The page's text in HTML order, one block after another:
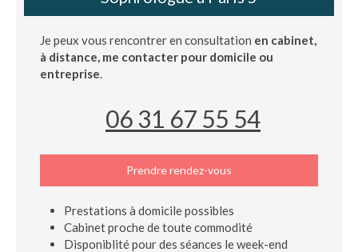
Je peux vous rencontrer en consultation en cabinet,
à distance, me contacter pour domicile ou
entreprise.
06 31 67 55 54
Prendre rendez-vous
Prestations à domicile possibles
Cabinet proche de toute commodité
Disponiblité pour des séances le week-end